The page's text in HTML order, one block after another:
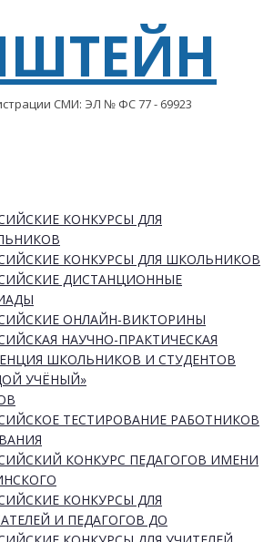
СМИ: ЭЛ № ФС 77 - 69923
КОНКУРСЫ ДЛЯ
КОНКУРСЫ ДЛЯ ШКОЛЬНИКОВ
ДИСТАНЦИОННЫЕ
ОНЛАЙН-ВИКТОРИНЫ
НАУЧНО-ПРАКТИЧЕСКАЯ
ШКОЛЬНИКОВ И СТУДЕНТОВ
УЧЁНЫЙ»
ТЕСТИРОВАНИЕ РАБОТНИКОВ
КОНКУРС ПЕДАГОГОВ ИМЕНИ
КОНКУРСЫ ДЛЯ
И ПЕДАГОГОВ ДО